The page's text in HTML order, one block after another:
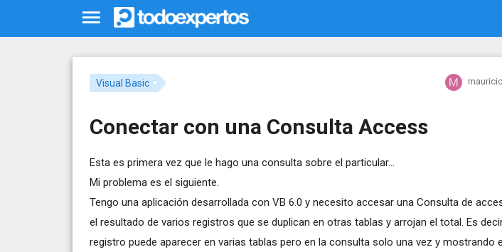
Visual Basic
Conectar con una Consulta Access
Esta es primera vez que le hago una consulta sobre el particular...
Mi problema es el siguiente.
Tengo una aplicación desarrollada con VB 6.0 y necesito accesar una Consulta de
el resultado de varios registros que se duplican en otras tablas y arrojan el total. Es
registro puede aparecer en varias tablas pero en la consulta solo una vez y mostrando